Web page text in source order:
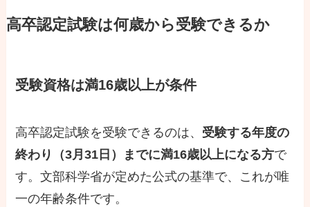
高卒認定試験は何歳から受験できるか
受験資格は満16歳以上が条件
高卒認定試験を受験できるのは、 受験する年度の
終わり（3月31日）までに満16歳以上になる方で
す。文部科学省が定めた公式の基準で、これが唯
一の年齢条件です。